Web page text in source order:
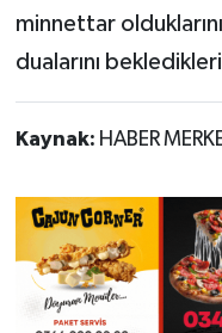
minnettar
dualarını
Kaynak: HABER